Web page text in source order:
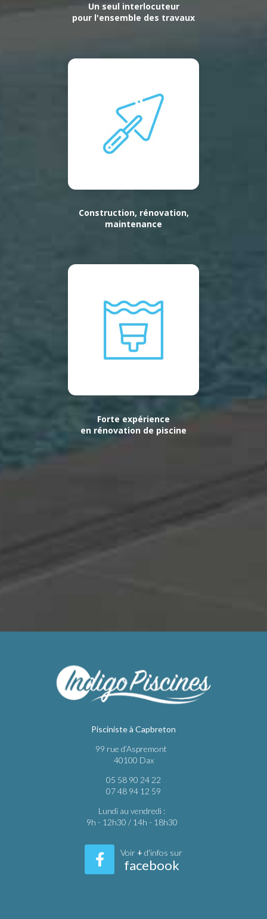
Un seul interlocuteur
pour l'ensemble des travaux
Construction, rénovation,
maintenance
Forte expérience
en rénovation de piscine
Pisciniste à Capbreton
99 rue d’Aspremont
40100 Dax
05 58 90 24 22
07 48 94 12 59
Lundi au vendredi :
9h - 12h30 / 14h - 18h30
Voir + d'infos sur
facebook